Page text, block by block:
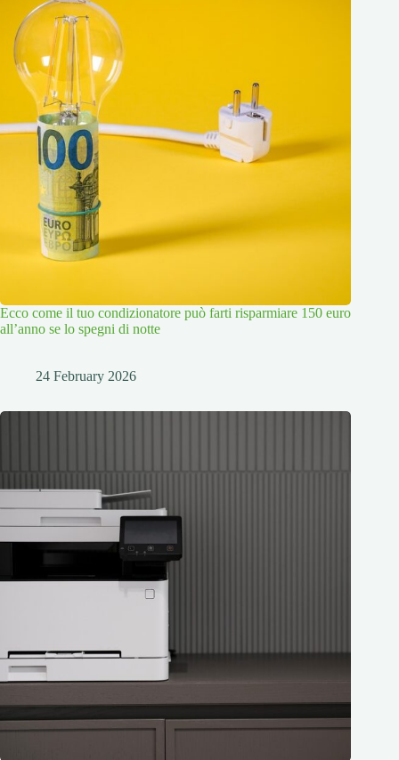
Ecco come il tuo condizionatore può farti risparmiare 150 euro
all’anno se lo spegni di notte
24 February 2026